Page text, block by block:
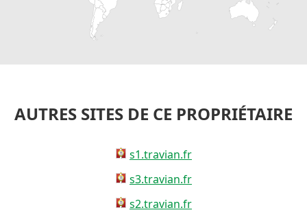
AUTRES SITES DE CE PROPRIÉTAIRE
s1.travian.fr
s3.travian.fr
s2.travian.fr